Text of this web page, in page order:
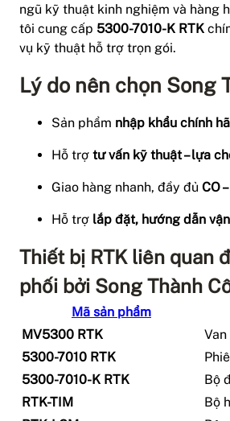
ngũ kỹ thuật kinh nghiệm và hàng
tôi cung cấp 5300-7010-K RTK
vụ kỹ thuật hỗ trợ trọn gói.
Lý do nên chọn Song
Sản phẩm nhập khẩu chính
Hỗ trợ tư vấn kỹ thuật – lựa
Giao hàng nhanh, đầy đủ CO
Hỗ trợ lắp đặt, hướng dẫn
Thiết bị RTK liên quan
phối bởi Song Thành
Mã sản phẩm
MV5300 RTK
5300-7010 RTK
5300-7010-K RTK
Bộ
RTK-TIM
Bộ